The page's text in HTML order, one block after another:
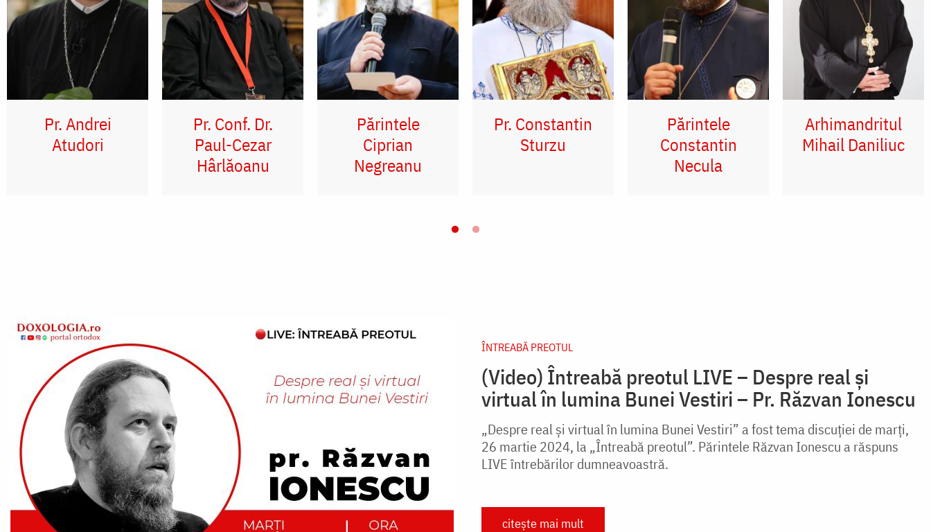
Pr. Andrei
Atudori
Pr. Conf. Dr.
Paul-Cezar
Hârlăoanu
Părintele
Ciprian
Negreanu
Pr. Constantin
Sturzu
Părintele
Constantin
Necula
Arhimandritul
Mihail Daniliuc
ÎNTREABĂ PREOTUL
(Video) Întreabă preotul LIVE – Despre real și
virtual în lumina Bunei Vestiri – Pr. Răzvan Ionescu
„Despre real și virtual în lumina Bunei Vestiri” a fost tema discuției de marți,
26 martie 2024, la „Întreabă preotul”. Părintele Răzvan Ionescu a răspuns
LIVE întrebărilor dumneavoastră.
citește mai mult